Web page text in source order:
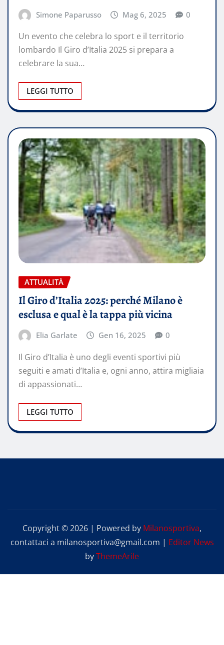
Simone Paparusso Mag 6, 2025 0
Un evento che celebra lo sport e il territorio
lombardo Il Giro d’Italia 2025 si prepara a
celebrare la sua…
LEGGI TUTTO
ATTUALITÀ
Il Giro d’Italia 2025: perché Milano è
esclusa e qual è la tappa più vicina
Elia Garlate Gen 16, 2025 0
Il Giro d’Italia è uno degli eventi sportivi più
seguiti e amati d’Italia e, ogni anno, attira migliaia
di appassionati…
LEGGI TUTTO
Copyright © 2026 | Powered by Milanosportiva,
contattaci a milanosportiva@gmail.com | Editor News
byThemeArile